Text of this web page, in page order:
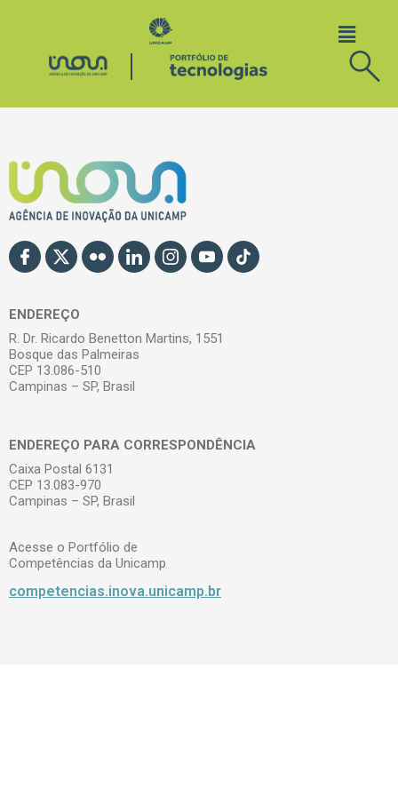
ENDEREÇO
R. Dr. Ricardo Benetton Martins, 1551
Bosque das Palmeiras
CEP 13.086-510
Campinas – SP, Brasil
ENDEREÇO PARA CORRESPONDÊNCIA
Caixa Postal 6131
CEP 13.083-970
Campinas – SP, Brasil
Acesse o Portfólio de
Competências da Unicamp
competencias.inova.unicamp.br